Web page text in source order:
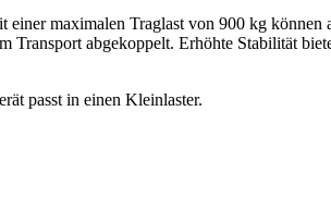
maximalen Traglast von 900 kg können
abgekoppelt. Erhöhte Stabilität
passt in einen Kleinlaster.